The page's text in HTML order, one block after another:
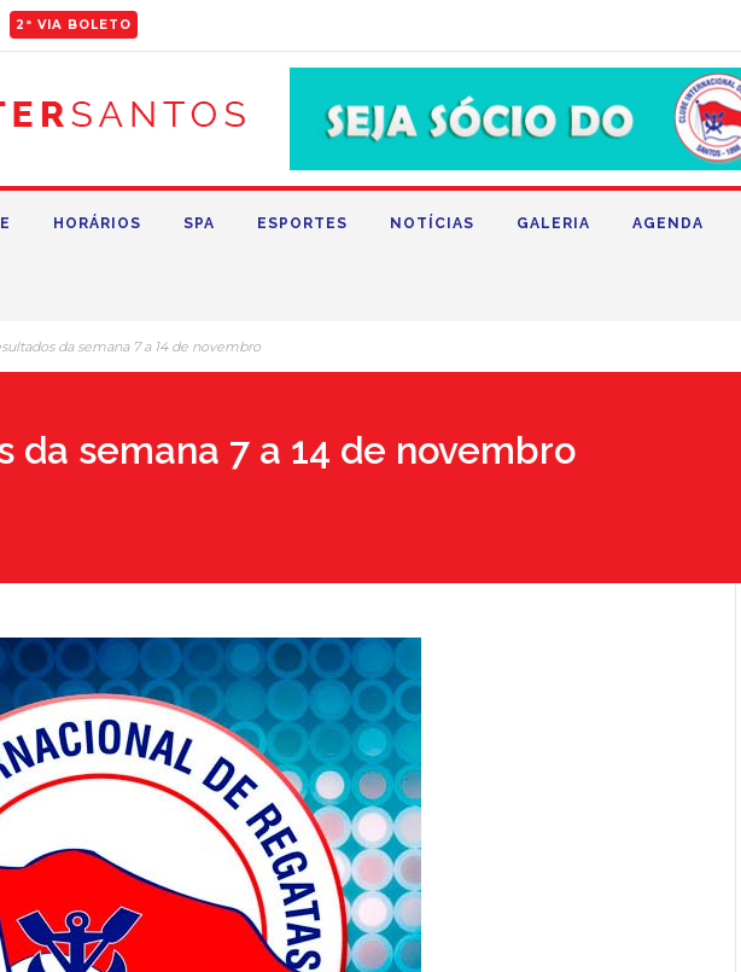
2ª VIA BOLETO
HORÁRIOS SPA ESPORTES NOTÍCIAS GALERIA AGENDA
da semana 7 a 14 de novembro
da semana 7 a 14 de novembro